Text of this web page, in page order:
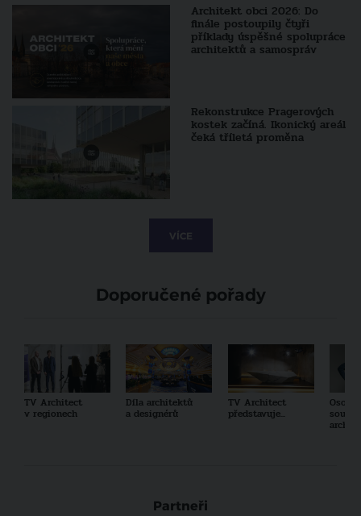
Architekt obci 2026: Do
finále postoupily čtyři
příklady úspěšné spolupráce
architektů a samospráv
Rekonstrukce Pragerových
kostek začíná. Ikonický areál
čeká tříletá proměna
VÍCE
Doporučené pořady
TV Architect
v regionech
Díla architektů
a designérů
TV Architect
představuje...
Partneři